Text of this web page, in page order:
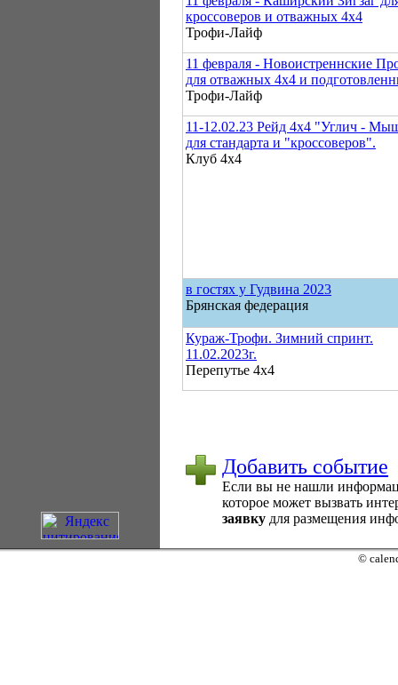
кроссоверов и отважных 4х4
Трофи-Лайф
11 февраля - Новоистреннские
для отважных 4х4 и
Трофи-Лайф
11-12.02.23 Рейд 4х4 "Углич -
для стандарта и "кроссоверов".
Клуб 4х4
в гостях у Гудвина 2023
Брянская федерация
Кураж-Трофи. Зимний спринт.
11.02.2023г.
Перепутье 4х4
Добавить событие
Если вы не нашли
которое может вызвать
заявку для размещения
©